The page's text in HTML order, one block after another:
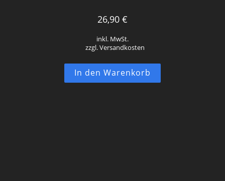
26,90 €
inkl. MwSt.
zzgl. Versandkosten
In den Warenkorb